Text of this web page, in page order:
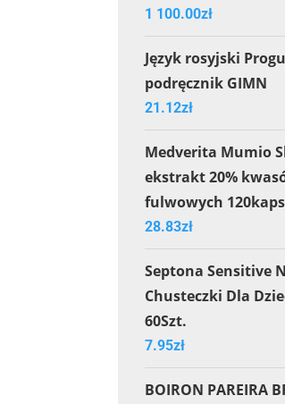
1 100.00zł
Język rosyjski
podręcznik GIMN
21.12zł
Medverita Mumio
ekstrakt 20%
fulwowych
28.83zł
Septona Sensitive
Chusteczki Dla
60Szt.
7.95zł
BOIRON PAREIRA